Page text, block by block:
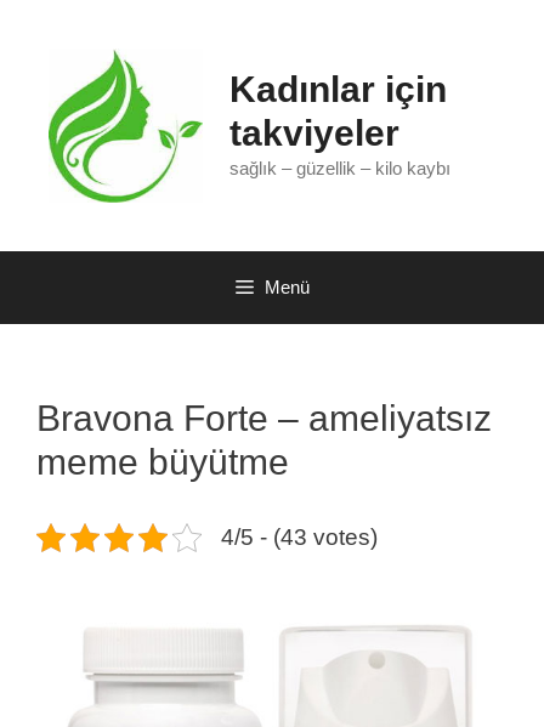
Kadınlar için
takviyeler
sağlık – güzellik – kilo kaybı
Menü
Bravona Forte – ameliyatsız
meme büyütme
4/5 - (43 votes)